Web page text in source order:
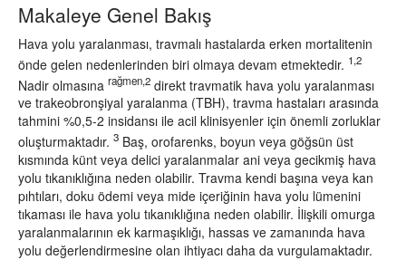
Makaleye Genel Bakış
Hava yolu yaralanması, travmalı hastalarda erken mortalitenin
önde gelen nedenlerinden biri olmaya devam etmektedir. 1,2
Nadir olmasına rağmen,2 direkt travmatik hava yolu yaralanması
ve trakeobronşiyal yaralanma (TBH), travma hastaları arasında
tahmini %0,5-2 insidansı ile acil klinisyenler için önemli zorluklar
oluşturmaktadır. 3 Baş, orofarenks, boyun veya göğsün üst
kısmında künt veya delici yaralanmalar ani veya gecikmiş hava
yolu tıkanıklığına neden olabilir. Travma kendi başına veya kan
pıhtıları, doku ödemi veya mide içeriğinin hava yolu lümenini
tıkaması ile hava yolu tıkanıklığına neden olabilir. İlişkili omurga
yaralanmalarının ek karmaşıklığı, hassas ve zamanında hava
yolu değerlendirmesine olan ihtiyacı daha da vurgulamaktadır.